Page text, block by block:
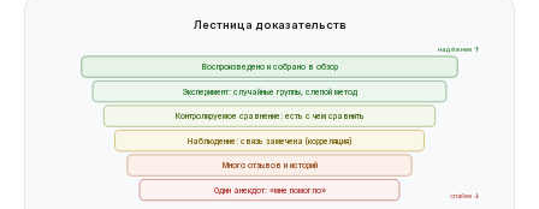
Лестница доказательств
надёжнее ↑
слабее ↓
Один анекдот: «мне помогло»
Много отзывов и историй
Наблюдение: связь замечена (корреляция)
Контролируемое сравнение: есть с чем сравнить
Эксперимент: случайные группы, слепой метод
Воспроизведено и собрано в обзор